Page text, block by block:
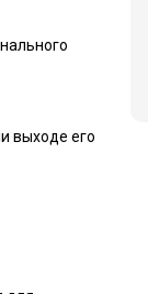
выходе его